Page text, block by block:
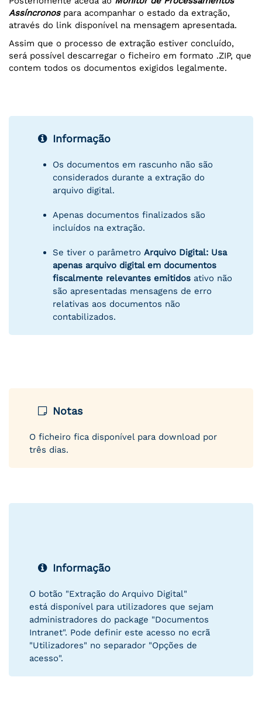
Assíncronospara acompanhar o estado da extração,
através do link disponível na mensagem apresentada.
Assim que o processo de extração estiver concluído,
será possível descarregar o ficheiro em formato .ZIP, que
contem todos os documentos exigidos legalmente.
Informação
Os documentos em rascunho não são
considerados durante a extração do
arquivo digital.
Apenas documentos finalizados são
incluídos na extração.
Se tiver o parâmetro Arquivo Digital: Usa
apenas arquivo digital em documentos
fiscalmente relevantes emitidos ativo não
são apresentadas mensagens de erro
relativas aos documentos não
contabilizados.
Notas
O ficheiro fica disponível para download por
três dias.
Informação
O botão "Extração do Arquivo Digital"
está disponível para utilizadores que sejam
administradores do package "Documentos
Intranet". Pode definir este acesso no ecrã
"Utilizadores" no separador "Opções de
acesso".